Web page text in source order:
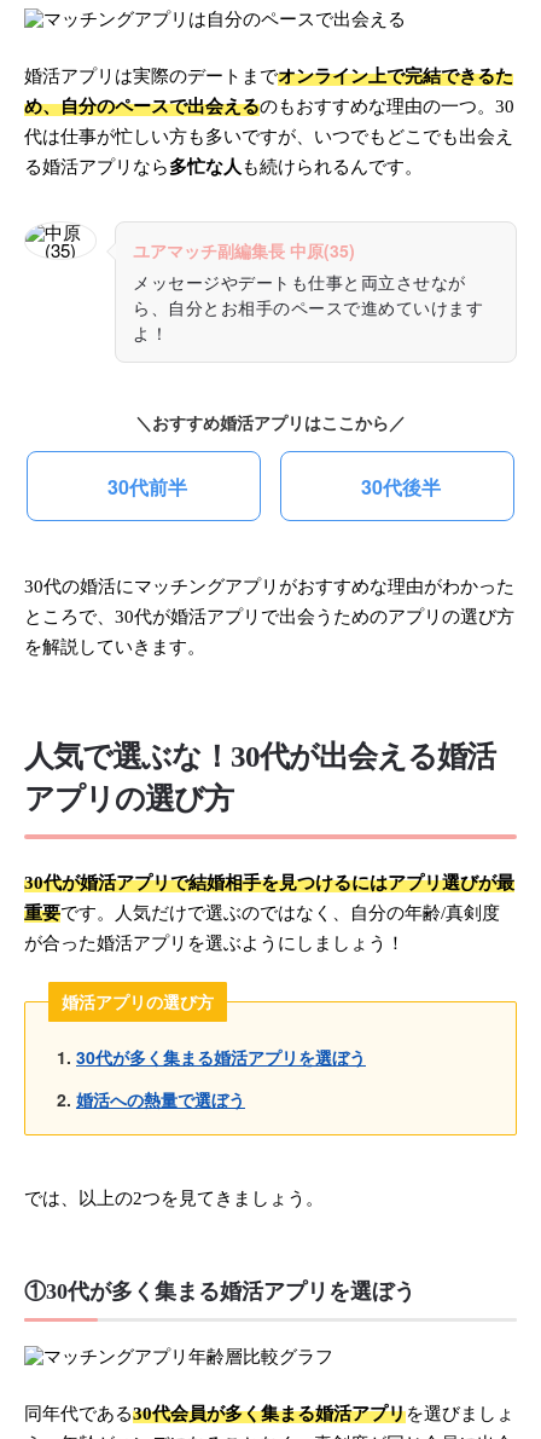
婚活アプリは実際のデートまでオンライン上で完結できるた
め、自分のペースで出会えるのもおすすめな理由の一つ。30
代は仕事が忙しい方も多いですが、いつでもどこでも出会え
る婚活アプリなら多忙な人 も続けられるんです。
ユアマッチ副編集長 中原(35)
メッセージやデートも仕事と両立させなが
ら、自分とお相手のペースで進めていけます
よ！
＼おすすめ婚活アプリはここから／
30代前半 30代後半
30代の婚活にマッチングアプリがおすすめな理由がわかった
ところで、30代が婚活アプリで出会うためのアプリの選び方
を解説していきます。
人気で選ぶな！30代が出会える婚活
アプリの選び方
30代が婚活アプリで結婚相手を見つけるにはアプリ選びが最
重要です。人気だけで選ぶのではなく、自分の年齢/真剣度
が合った婚活アプリを選ぶようにしましょう！
婚活アプリの選び方
30代が多く集まる婚活アプリを選ぼう
婚活への熱量で選ぼう
では、以上の2つを見てきましょう。
①30代が多く集まる婚活アプリを選ぼう
同年代である30代会員が多く集まる婚活アプリを選びましょ